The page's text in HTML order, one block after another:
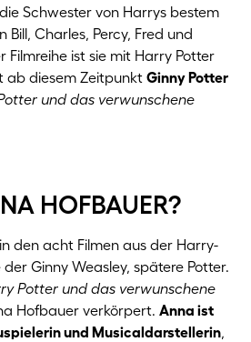
Schwester von Harrys bestem
Bill, Charles, Percy, Fred und
Filmreihe ist sie mit Harry Potter
ab diesem Zeitpunkt Ginny Potter
und das verwunschene
hofbauer?
den acht Filmen aus der Harry-
der Ginny Weasley, spätere Potter.
Potter und das verwunschene
Hofbauer verkörpert. Anna ist
und Musicaldarstellerin,